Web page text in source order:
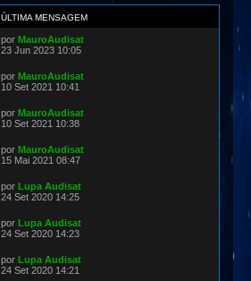
ÚLTIMA MENSAGEM
por MauroAudisat
23 Jun 2023 10:05
por MauroAudisat
10 Set 2021 10:41
por MauroAudisat
10 Set 2021 10:38
por MauroAudisat
15 Mai 2021 08:47
por Lupa Audisat
24 Set 2020 14:25
por Lupa Audisat
24 Set 2020 14:23
por Lupa Audisat
24 Set 2020 14:21